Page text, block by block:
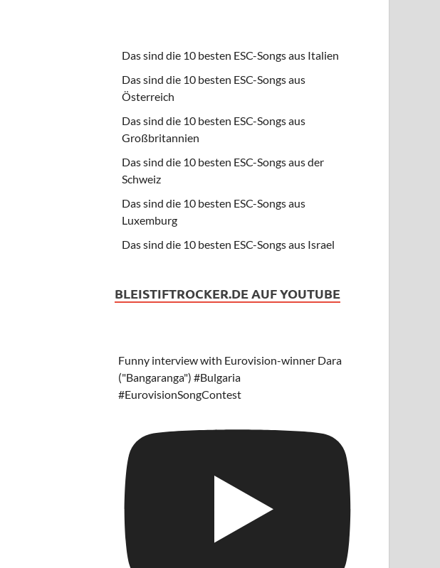
Das sind die 10 besten ESC-Songs aus Italien
Das sind die 10 besten ESC-Songs aus
Österreich
Das sind die 10 besten ESC-Songs aus
Großbritannien
Das sind die 10 besten ESC-Songs aus der
Schweiz
Das sind die 10 besten ESC-Songs aus
Luxemburg
Das sind die 10 besten ESC-Songs aus Israel
BLEISTIFTROCKER.DE AUF YOUTUBE
Funny interview with Eurovision-winner Dara
("Bangaranga") #Bulgaria
#EurovisionSongContest